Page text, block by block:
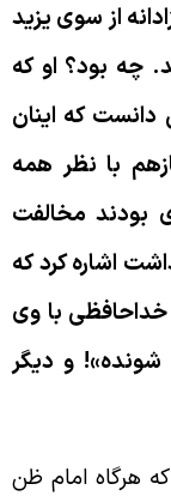
از سوى يزيد
چه بود؟ او كه
كه اينان
با نظر همه
مخالفت
اشاره كرد كه
با وى
و ديگر
امام ظن